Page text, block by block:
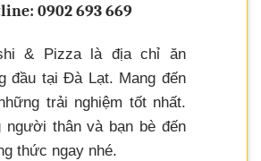
0902 693 669
& Pizza là địa chỉ ăn
đầu tại Đà Lạt. Mang đến
trải nghiệm tốt nhất.
người thân và bạn bè đến
thức ngay nhé.